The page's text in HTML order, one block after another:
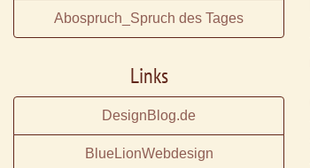
Abospruch_Spruch des Tages
Links
DesignBlog.de
BlueLionWebdesign